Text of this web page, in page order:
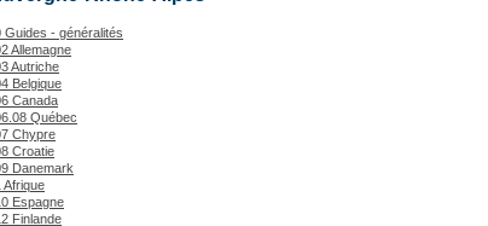
Guides - généralités
Allemagne
Autriche
Belgique
Canada
Québec
Chypre
Croatie
Danemark
Afrique
Espagne
Finlande